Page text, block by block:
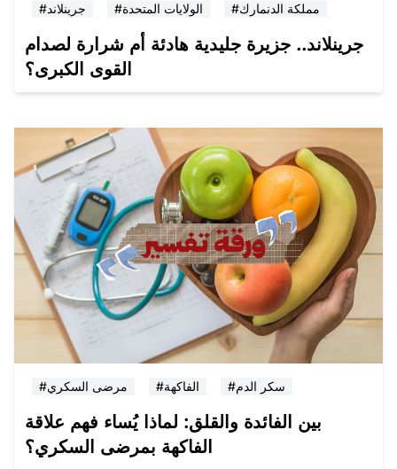
#جرينلاند #الولايات المتحدة #مملكة الدنمارك
جرينلاند.. جزيرة جليدية هادئة أم شرارة لصدام
القوى الكبرى؟
#مرضى السكري #الفاكهة #سكر الدم
بين الفائدة والقلق: لماذا يُساء فهم علاقة
الفاكهة بمرضى السكري؟